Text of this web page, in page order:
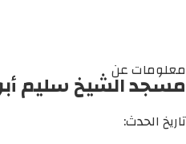
معلومات عن
مسجد الشيخ سليم
تاريخ الحدث: